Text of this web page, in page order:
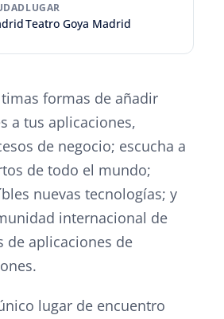
LUGAR
Teatro Goya Madrid
formas de añadir
a tus aplicaciones,
de negocio; escucha a
de todo el mundo;
nuevas tecnologías; y
internacional de
de aplicaciones de
lugar de encuentro